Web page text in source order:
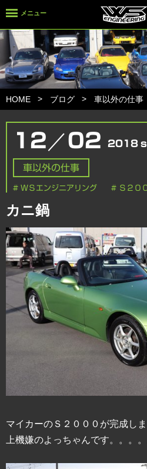
メニュー
HOME ブログ 車以外の仕事
12 ／02 2018
車以外の仕事
# ＷＳエンジニアリング # Ｓ２０
カニ鍋
マイカーのＳ２０００が完成しま
上機嫌のよっちゃんです。。。。